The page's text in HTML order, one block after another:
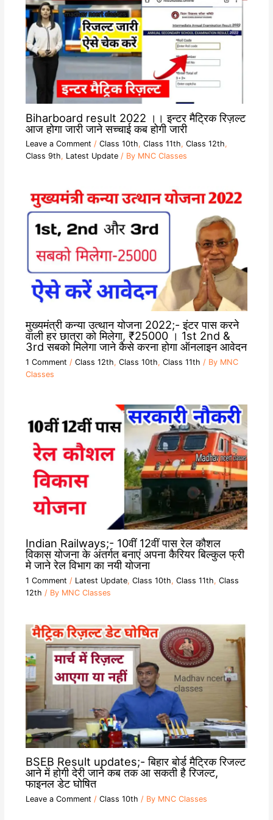
Biharboard result 2022 ।। इन्टर मैट्रिक रिज़ल्ट
आज होगा जारी जाने सच्चाई कब होगी जारी
Leave a Comment / Class 10th, Class 11th, Class 12th,
Class 9th, Latest Update/ By MNC Classes
मुख्यमंत्री कन्या उत्थान योजना 2022;- इंटर पास करने
वाली हर छात्रा को मिलेगा, ₹25000 । 1st 2nd &
3rd सबको मिलेगा जाने कैसे करना होगा ऑनलाइन आवेदन
1 Comment / Class 12th, Class 10th, Class 11th / By MNC
Classes
Indian Railways;- 10वीं 12वीं पास रेल कौशल
विकास योजना के अंतर्गत बनाएं अपना कैरियर बिल्कुल फ्री
मे जाने रेल विभाग का नयी योजना
1 Comment / Latest Update, Class 10th, Class 11th, Class
12th / By MNC Classes
BSEB Result updates;- बिहार बोर्ड मैट्रिक रिजल्ट
आने में होगी देरी जाने कब तक आ सकती है रिजल्ट,
फाइनल डेट घोषित
Leave a Comment / Class 10th / By MNC Classes